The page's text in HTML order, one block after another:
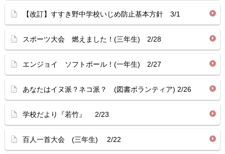
【改訂】すすき野中学校いじめ防止基本方針 3/1
スポーツ大会 燃えました！(三年生) 2/28
エンジョイ ソフトボール！(一年生) 2/27
あなたはイヌ派？ネコ派？ (図書ボランティア) 2/26
学校だより『若竹』 2/23
百人一首大会 (三年生) 2/22